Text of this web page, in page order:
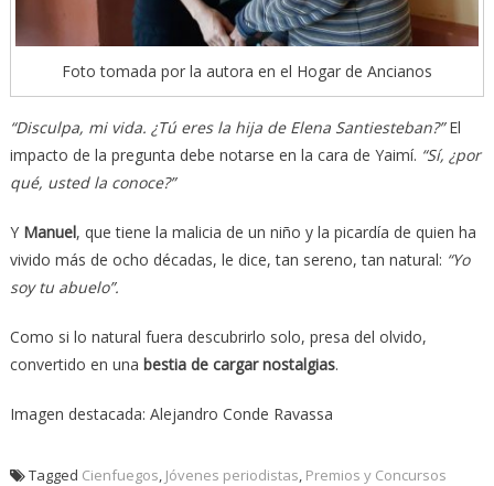
Foto tomada por la autora en el Hogar de Ancianos
“Disculpa, mi vida. ¿Tú eres la hija de Elena Santiesteban?”El
impacto de la pregunta debe notarse en la cara de Yaimí. “Sí, ¿por
qué, usted la conoce?”
Y Manuel, que tiene la malicia de un niño y la picardía de quien ha
vivido más de ocho décadas, le dice, tan sereno, tan natural: “Yo
soy tu abuelo”.
Como si lo natural fuera descubrirlo solo, presa del olvido,
convertido en una bestia de cargar nostalgias.
Imagen destacada: Alejandro Conde Ravassa
Tagged Cienfuegos, Jóvenes periodistas, Premios y Concursos